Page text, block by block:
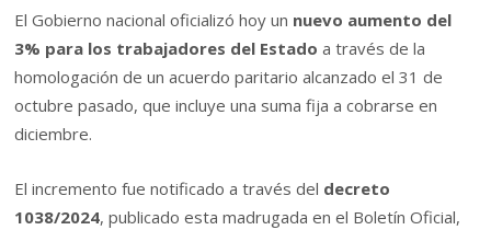
El Gobierno nacional oficializó hoy un nuevo aumento del
3% para los trabajadores del Estadoa través de la
homologación de un acuerdo paritario alcanzado el 31 de
octubre pasado, que incluye una suma fija a cobrarse en
diciembre.
El incremento fue notificado a través del decreto
1038/2024, publicado esta madrugada en el Boletín Oficial,